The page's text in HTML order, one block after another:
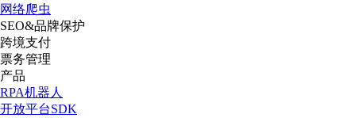
网络爬虫
SEO&品牌保护
跨境支付
票务管理
产品
RPA机器人
开放平台SDK